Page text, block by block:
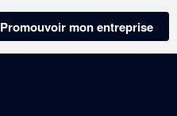
Promouvoir mon entreprise